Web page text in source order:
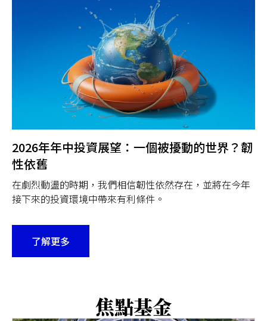
2026年年中投資展望：一個被擾動的世界？韌
性依舊
在劇烈動盪的時期，我們相信韌性依然存在，並將在今年
接下來的投資環境中帶來有利條件。
了解更多
焦點基金